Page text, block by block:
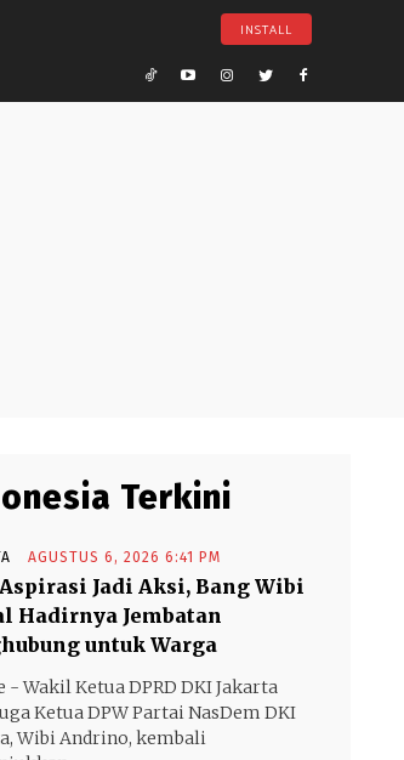
INSTALL
Terkini
AGUSTUS 6, 2026 6:41 PM
Jadi Aksi, Bang Wibi
Hadirnya Jembatan
untuk Warga
Wakil Ketua DPRD DKI Jakarta
Ketua DPW Partai NasDem DKI
Wibi Andrino, kembali